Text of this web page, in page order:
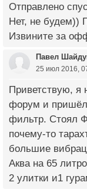
Отправлено
Нет, не будем))
Извините за
Павел
25 июл 2016,
Приветствую, я
форум и пришёл
фильтр. Стоял
почему-то
большие
Аква на 65
2 улитки и1